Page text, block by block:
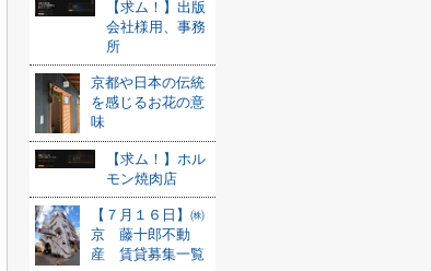
【求ム！】出版
会社様用、事務
所
京都や日本の伝統
を感じるお花の意
味
【求ム！】ホル
モン焼肉店
【７月１６日】㈱
京 藤十郎不動
産 賃貸募集一覧